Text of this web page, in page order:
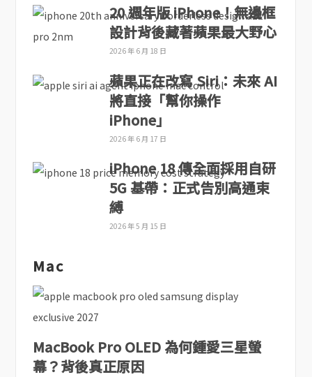
20 週年版 iPhone！無邊框
設計背後藏著蘋果最大野心
2026 年 6 月 18 日
蘋果正在改寫 Siri：未來 AI
將直接「幫你操作
iPhone」
2026 年 6 月 17 日
iPhone 18 傳全面採用自研
5G 基帶：正式告別高通束
縛
2026 年 5 月 15 日
Mac
MacBook Pro OLED 為何鍾愛三星螢
幕？背後真正原因